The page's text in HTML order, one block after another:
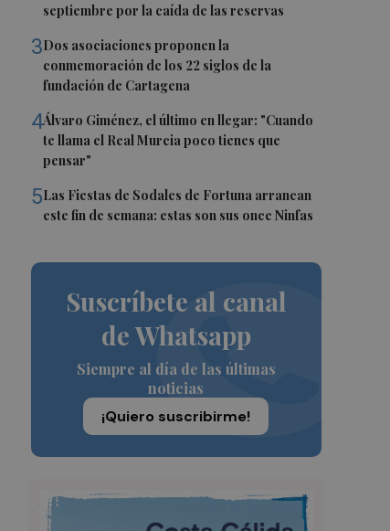
septiembre por la caída de las reservas
3Dos asociaciones proponen la
conmemoración de los 22 siglos de la
fundación de Cartagena
4Álvaro Giménez, el último en llegar: "Cuando
te llama el Real Murcia poco tienes que
pensar"
5Las Fiestas de Sodales de Fortuna arrancan
este fin de semana: estas son sus once Ninfas
Suscríbete al canal
de Whatsapp
Siempre al día de las últimas
noticias
¡Quiero suscribirme!